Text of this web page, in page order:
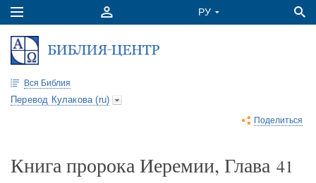
Вся Библия
Перевод Кулакова (ru)
Поделиться
Книга пророка Иеремии, Глава 41